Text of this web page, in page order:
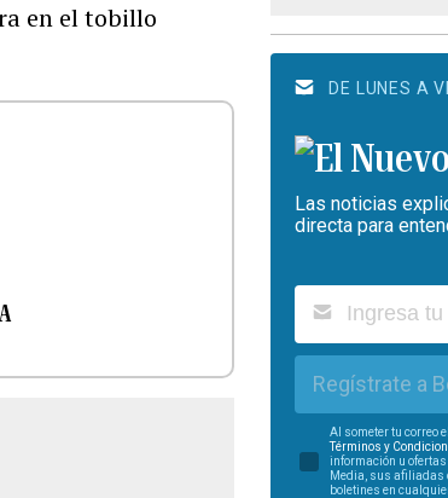
en el tobillo
DE LUNES A
Las noticias
directa para
Regístrate a
Al someter tu correo
Términos y
información u
Media, sus afiliadas
boletines en